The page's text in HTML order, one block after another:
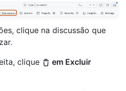
clique na discussão que
clique
em Excluir